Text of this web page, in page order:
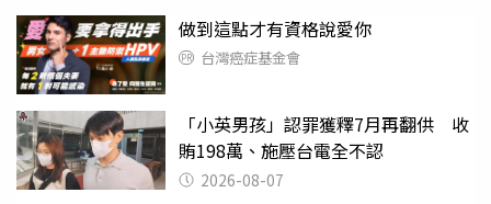
做到這點才有資格說愛你
台灣癌症基金會
「小英男孩」認罪獲釋7月再翻供 收
賄198萬、施壓台電全不認
2026-08-07